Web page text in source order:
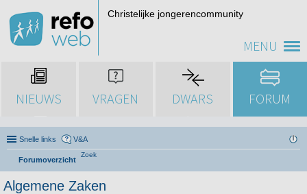
MENU
Christelijke jongerencommunity
NIEUWS VRAGEN DWARS FORUM
Snelle links V&A
Forumoverzicht
Zoek
Algemene Zaken